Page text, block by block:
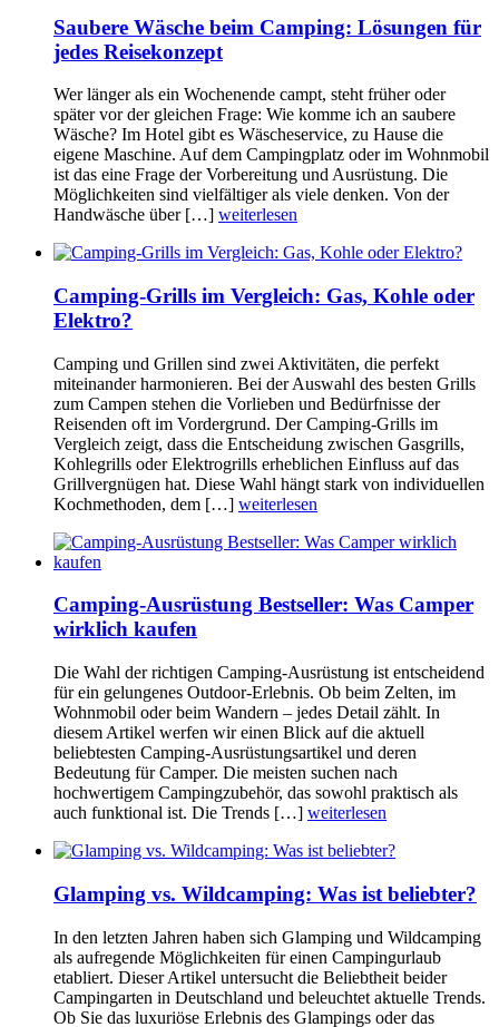
Saubere Wäsche beim Camping: Lösungen für
jedes Reisekonzept
Wer länger als ein Wochenende campt, steht früher oder
später vor der gleichen Frage: Wie komme ich an saubere
Wäsche? Im Hotel gibt es Wäscheservice, zu Hause die
eigene Maschine. Auf dem Campingplatz oder im Wohnmobil
ist das eine Frage der Vorbereitung und Ausrüstung. Die
Möglichkeiten sind vielfältiger als viele denken. Von der
Handwäsche über […] weiterlesen
Camping-Grills im Vergleich: Gas, Kohle oder
Elektro?
Camping und Grillen sind zwei Aktivitäten, die perfekt
miteinander harmonieren. Bei der Auswahl des besten Grills
zum Campen stehen die Vorlieben und Bedürfnisse der
Reisenden oft im Vordergrund. Der Camping-Grills im
Vergleich zeigt, dass die Entscheidung zwischen Gasgrills,
Kohlegrills oder Elektrogrills erheblichen Einfluss auf das
Grillvergnügen hat. Diese Wahl hängt stark von individuellen
Kochmethoden, dem […] weiterlesen
Camping-Ausrüstung Bestseller: Was Camper
wirklich kaufen
Die Wahl der richtigen Camping-Ausrüstung ist entscheidend
für ein gelungenes Outdoor-Erlebnis. Ob beim Zelten, im
Wohnmobil oder beim Wandern – jedes Detail zählt. In
diesem Artikel werfen wir einen Blick auf die aktuell
beliebtesten Camping-Ausrüstungsartikel und deren
Bedeutung für Camper. Die meisten suchen nach
hochwertigem Campingzubehör, das sowohl praktisch als
auch funktional ist. Die Trends […] weiterlesen
Glamping vs. Wildcamping: Was ist beliebter?
In den letzten Jahren haben sich Glamping und Wildcamping
als aufregende Möglichkeiten für einen Campingurlaub
etabliert. Dieser Artikel untersucht die Beliebtheit beider
Campingarten in Deutschland und beleuchtet aktuelle Trends.
Ob Sie das luxuriöse Erlebnis des Glampings oder das